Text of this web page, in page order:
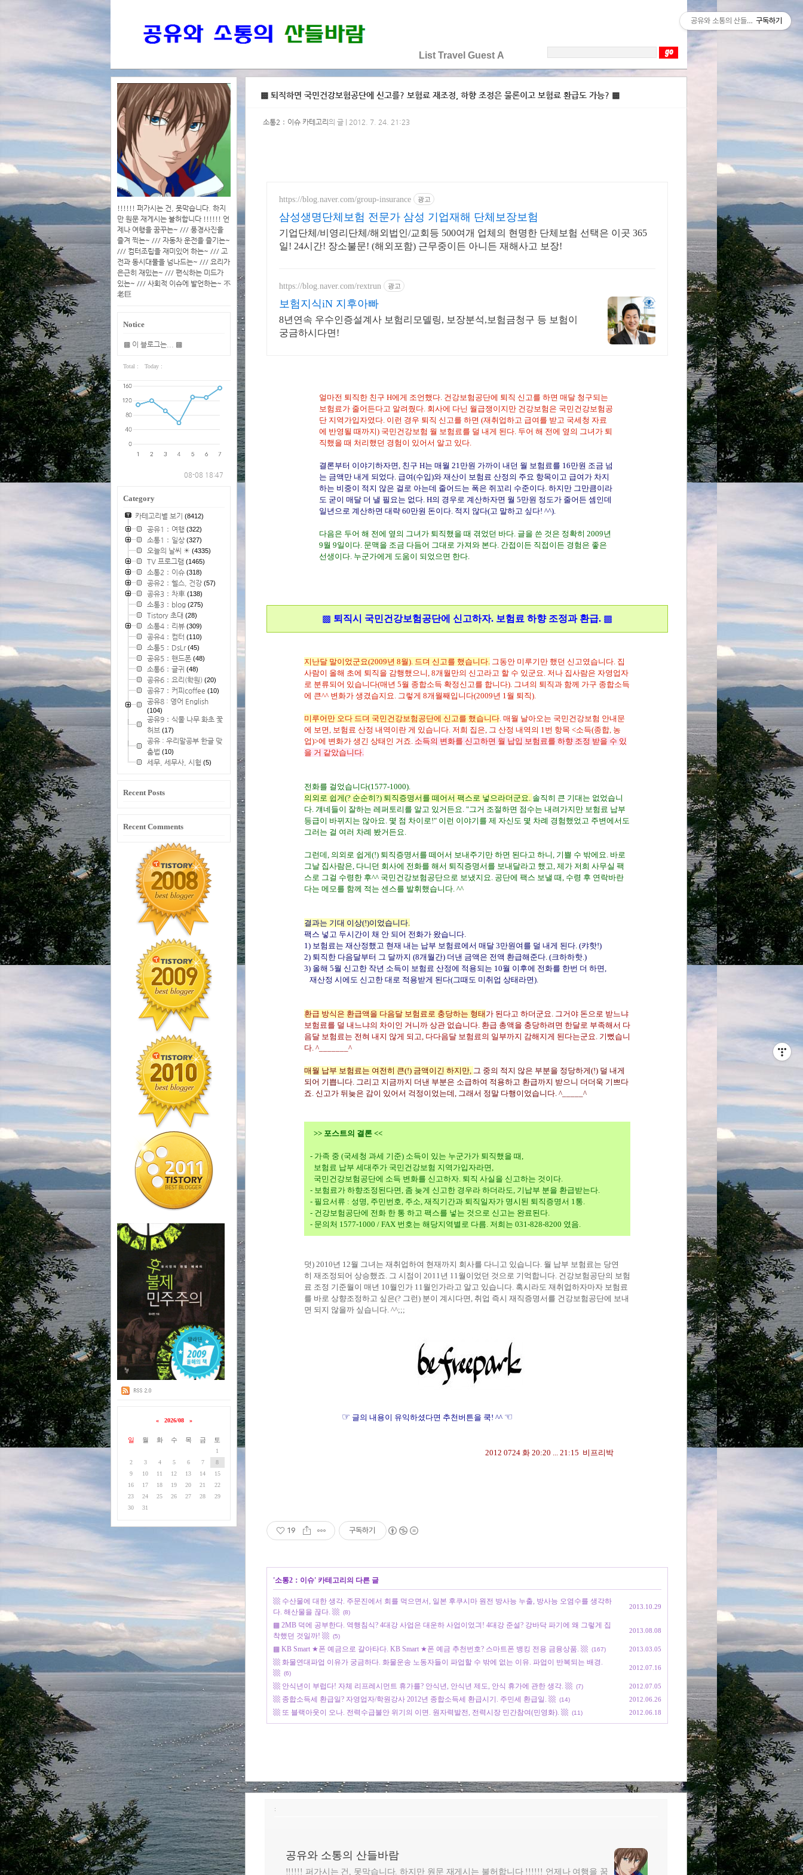
List Travel Guest A
!!!!!! 퍼가시는 건, 못막습니다. 하지
만 원문 재게시는 불허합니다 !!!!!! 언
제나 여행을 꿈꾸는~ /// 풍경사진을
즐겨 찍는~ /// 자동차 운전을 즐기는~
/// 컴터조립을 재미있어 하는~ /// 고
전과 동시대물을 넘나드는~ /// 요리가
은근히 재밌는~ /// 편식하는 미드가
있는~ /// 사회적 이슈에 발언하는~ 不
老巨
Notice
▩ 이 블로그는... ▩
Total : Today :
08-08 18:47
Category
카테고리별 보기 (8412)
공유1：여행 (322)
소통1：일상(327)
오늘의 날씨 ☀ (4335)
TV 프로그램 (1465)
소통2：이슈(318)
공유2：헬스, 건강(57)
공유3：차車(138)
소통3：blog(275)
Tistory 초대 (28)
소통4：리뷰(309)
공유4：컴터 (110)
소통5：DsLr(45)
공유5：핸드폰(48)
소통6：글귀 (48)
공유6：요리(학원)(20)
공유7：커피coffee (10)
공유8 : 영어 English
(104)
공유9：식물 나무 화초 꽃
허브 (17)
공유 : 우리말공부 한글 맞
춤법 (10)
세무, 세무사, 시험 (5)
Recent Posts
Recent Comments
« 2026/08 »
일 월 화 수 목 금 토
1
2
3 4 5 6 7
8
9
10 11 12 13 14
15
16
17 18 19 20 21
22
23
24 25 26 27 28
29
30
31
▩ 퇴직하면 국민건강보험공단에 신고를? 보험료 재조정, 하향 조정은 물론이고 보험료 환급도 가능? ▩
소통2：이슈 카테고리 의 글 | 2012. 7. 24. 21:23
https://blog.naver.com/group-insurance 광고
삼성생명단체보험 전문가 삼성 기업재해 단체보장보험
기업단체/비영리단체/해외법인/교회등 500여개 업체의 현명한 단체보험 선택은 이곳 365
일! 24시간! 장소불문! (해외포함) 근무중이든 아니든 재해사고 보장!
https://blog.naver.com/rextrun 광고
보험지식iN 지후아빠
8년연속 우수인증설계사 보험리모델링, 보장분석,보험금청구 등 보험이
궁금하시다면!
얼마전 퇴직한 친구 H에게 조언했다. 건강보험공단에 퇴직 신고를 하면 매달 청구되는
보험료가 줄어든다고 알려줬다. 회사에 다닌 월급쟁이지만 건강보험은 국민건강보험공
단 지역가입자였다. 이런 경우 퇴직 신고를 하면 (재취업하고 급여를 받고 국세청 자료
에 반영될 때까지) 국민건강보험 월 보험료를 덜 내게 된다. 두어 해 전에 옆의 그녀가 퇴
직했을 때 처리했던 경험이 있어서 알고 있다.
결론부터 이야기하자면, 친구 H는 매월 21만원 가까이 내던 월 보험료를 16만원 조금 넘
는 금액만 내게 되었다. 급여(수입)와 재산이 보험료 산정의 주요 항목이고 급여가 차지
하는 비중이 적지 않은 걸로 아는데 줄어드는 폭은 쥐꼬리 수준이다. 하지만 그만큼이라
도 굳이 매달 더 낼 필요는 없다. H의 경우로 계산하자면 월 5만원 정도가 줄어든 셈인데
일년으로 계산하면 대략 60만원 돈이다. 적지 않다(고 말하고 싶다! ^^).
다음은 두어 해 전에 옆의 그녀가 퇴직했을 때 겪었던 바다. 글을 쓴 것은 정확히 2009년
9월 9일이다. 문맥을 조금 다듬어 그대로 가져와 본다. 간접이든 직접이든 경험은 좋은
선생이다. 누군가에게 도움이 되었으면 한다.
▩ 퇴직시 국민건강보험공단에 신고하자. 보험료 하향 조정과 환급. ▩
지난달 말이었군요(2009년 8월). 드뎌 신고를 했습니다.그동안 미루기만 했던 신고였습니다. 집
사람이 올해 초에 퇴직을 감행했으니, 8개월만의 신고라고 할 수 있군요. 저나 집사람은 자영업자
로 분류되어 있습니다(매년 5월 종합소득 확정신고를 합니다). 그녀의 퇴직과 함께 가구 종합소득
에 큰^^ 변화가 생겼습지요. 그렇게 8개월째입니다(2009년 1월 퇴직).
미루어만 오다 드뎌 국민건강보험공단에 신고를 했습니다. 매월 날아오는 국민건강보험 안내문
에 보면, 보험료 산정 내역이란 게 있습니다. 저희 집은, 그 산정 내역의 1번 항목 <소득(종합, 농
업)>에 변화가 생긴 상태인 거죠. 소득의 변화를 신고하면 월 납입 보험료를 하향 조정 받을 수 있
을 거 같았습니다.
전화를 걸었습니다(1577-1000).
의외로 쉽게(? 순순히?) 퇴직증명서를 떼어서 팩스로 넣으라더군요. 솔직히 큰 기대는 없었습니
다. 걔네들이 잘하는 레퍼토리를 알고 있거든요. "그거 조절하면 점수는 내려가지만 보험료 납부
등급이 바뀌지는 않아요. 몇 점 차이로!" 이런 이야기를 제 자신도 몇 차례 경험했었고 주변에서도
그러는 걸 여러 차례 봤거든요.
그런데, 의외로 쉽게(!) 퇴직증명서를 떼어서 보내주기만 하면 된다고 하니, 기쁠 수 밖에요. 바로
그날 집사람은, 다니던 회사에 전화를 해서 퇴직증명서를 보내달라고 했고, 제가 저희 사무실 팩
스로 그걸 수령한 후^^ 국민건강보험공단으로 보냈지요. 공단에 팩스 보낼 때, 수령 후 연락바란
다는 메모를 함께 적는 센스를 발휘했습니다. ^^
결과는 기대 이상(!)이었습니다.
팩스 넣고 두시간이 채 안 되어 전화가 왔습니다.
1) 보험료는 재산정했고 현재 내는 납부 보험료에서 매달 3만원여를 덜 내게 된다. (캬핫!)
2) 퇴직한 다음달부터 그 달까지 (8개월간) 더낸 금액은 전액 환급해준다. (크하하핫.)
3) 올해 5월 신고한 작년 소득이 보험료 산정에 적용되는 10월 이후에 전화를 한번 더 하면,
재산정 시에도 신고한 대로 적용받게 된다(그때도 미취업 상태라면).
환급 방식은 환급액을 다음달 보험료로 충당하는 형태 가 된다고 하더군요. 그거야 돈으로 받느냐
보험료를 덜 내느냐의 차이인 거니까 상관 없습니다. 환급 총액을 충당하려면 한달로 부족해서 다
음달 보험료는 전혀 내지 않게 되고, 다다음달 보험료의 일부까지 감해지게 된다는군요. 기뻤습니
다. ^_______^
매월 납부 보험료는 여전히 큰(!) 금액이긴 하지만, 그 중의 적지 않은 부분을 정당하게(!) 덜 내게
되어 기쁩니다. 그리고 지금까지 더낸 부분은 소급하여 적용하고 환급까지 받으니 더더욱 기쁘다
죠. 신고가 뒤늦은 감이 있어서 걱정이었는데, 그래서 정말 다행이었습니다. ^_____^
>> 포스트의 결론 <<
- 가족 중 (국세청 과세 기준) 소득이 있는 누군가가 퇴직했을 때,
보험료 납부 세대주가 국민건강보험 지역가입자라면,
국민건강보험공단에 소득 변화를 신고하자. 퇴직 사실을 신고하는 것이다.
- 보험료가 하향조정된다면, 좀 늦게 신고한 경우라 하더라도, 기납부 분을 환급받는다.
- 필요서류 : 성명, 주민번호, 주소, 재직기간과 퇴직일자가 명시된 퇴직증명서 1통.
- 건강보험공단에 전화 한 통 하고 팩스를 넣는 것으로 신고는 완료된다.
- 문의처 1577-1000 / FAX 번호는 해당지역별로 다름. 저희는 031-828-8200 였음.
덧) 2010년 12월 그녀는 재취업하여 현재까지 회사를 다니고 있습니다. 월 납부 보험료는 당연
히 재조정되어 상승했죠. 그 시점이 2011년 11월이었던 것으로 기억합니다. 건강보험공단의 보험
료 조정 기준월이 매년 10월인가 11월인가라고 알고 있 습니다. 혹시라도 재취업하자마자 보험료
를 바로 상향조정하고 싶은(? 그런) 분이 계시다면, 취업 즉시 재직증명서를 건강보험공단에 보내
면 되지 않을까 싶습니다. ^^;;;
☞글의 내용이 유익하셨다면 추천버튼을 쿡! ^^
2012 0724 화 20:20 ... 21:15 비프리박
19 구독하기
'소통2：이슈' 카테고리의 다른 글
▩ 수산물에 대한 생각. 주문진에서 회를 먹으면서, 일본 후쿠시마 원전 방사능 누출, 방사능 오염수를 생각하
다. 해산물을 끊다. ▩ (8)
2013.10.29
▩ 2MB 덕에 공부한다. 역행침식? 4대강 사업은 대운하 사업이었긔! 4대강 준설? 강바닥 파기에 왜 그렇게 집
착했던 것일까! ▩ (5)
2013.08.08
▩ KB Smart ★폰 예금으로 갈아타다. KB Smart ★폰 예금 추천번호? 스마트폰 뱅킹 전용 금융상품. ▩ (167) 2013.03.05
▩ 화물연대파업 이유가 궁금하다. 화물운송 노동자들이 파업할 수 밖에 없는 이유. 파업이 반복되는 배경.
▩ (6)
2012.07.16
▩ 안식년이 부럽다! 자체 리프레시먼트 휴가를? 안식년, 안식년 제도, 안식 휴가에 관한 생각. ▩ (7) 2012.07.05
▩ 종합소득세 환급일? 자영업자/학원강사 2012년 종합소득세 환급시기. 주민세 환급일. ▩ (14) 2012.06.26
▩ 또 블랙아웃이 오나. 전력수급불안 위기의 이면. 원자력발전, 전력시장 민간참여(민영화). ▩ (11) 2012.06.18
:
공유와 소통의 산들바람
!!!!!! 퍼가시는 건, 못막습니다. 하지만 원문 재게시는 불허합니다 !!!!!! 언제나 여행을 꿈
공유와 소통의 산들바람구독하기